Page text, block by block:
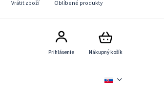
Vrátit zboží
Oblíbené produkty
Nákupný košík
Prihlásenie
Novinky